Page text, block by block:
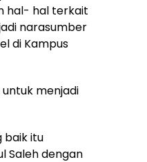
hal- hal terkait
narasumber
di Kampus
menjadi
baik itu
Saleh dengan